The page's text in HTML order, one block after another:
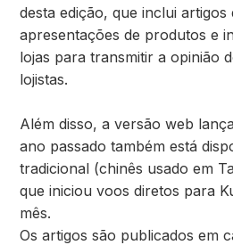
desta edição, que inclui artigos
apresentações de produtos e
lojas para transmitir a opinião
lojistas.
Além disso, a versão web
ano passado também está
tradicional (chinês usado em
que iniciou voos diretos para
mês.
Os artigos são publicados em